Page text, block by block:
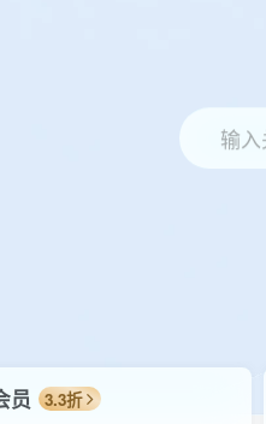
输
员 3.3折